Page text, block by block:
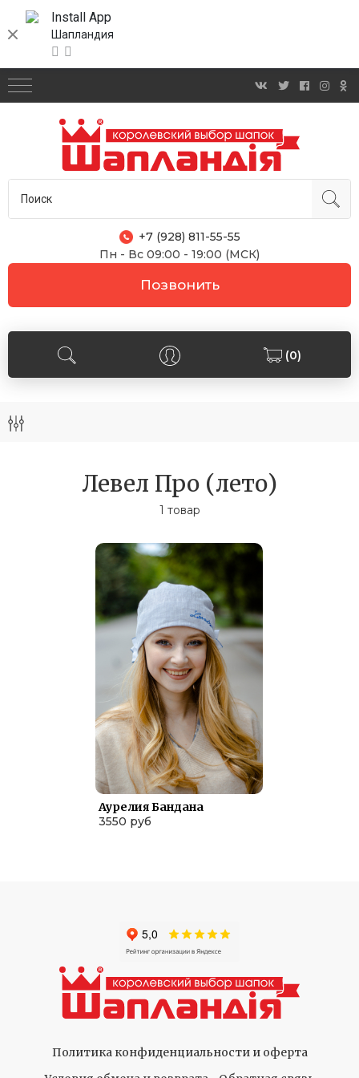
Install App
Шапландия
+7 (928) 811-55-55
Пн - Вс 09:00 - 19:00 (МСК)
Позвонить
(0)
Левел Про (лето)
1 товар
Аурелия Бандана
3550 руб
Политика конфиденциальности и оферта